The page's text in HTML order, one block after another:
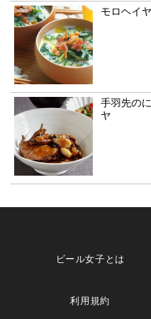
モロヘイ
手羽先の
ヤ
ビール女子とは
利用規約